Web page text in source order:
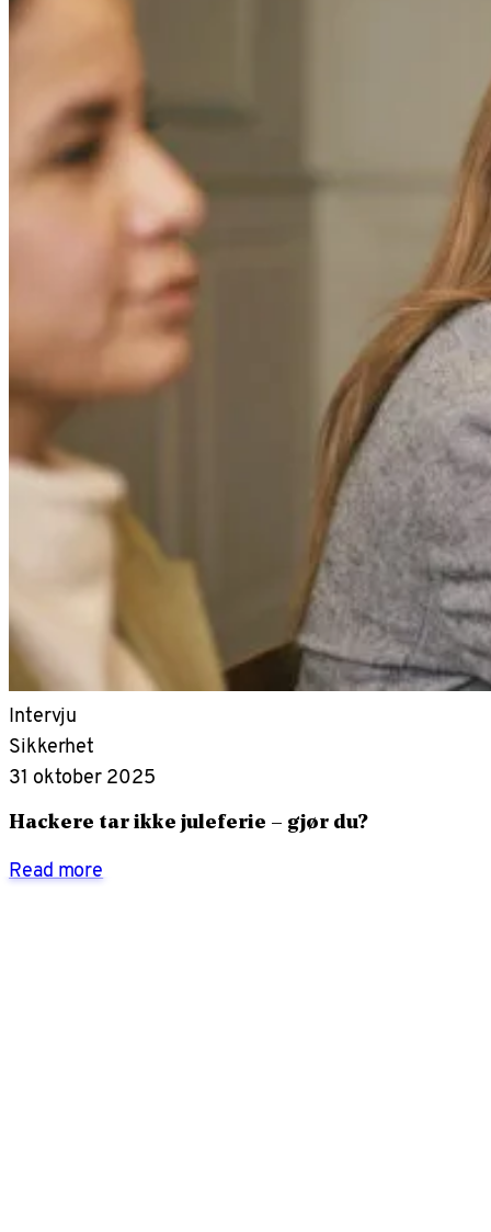
Intervju
Sikkerhet
31 oktober 2025
Hackere tar ikke juleferie – gjør du?
Read more